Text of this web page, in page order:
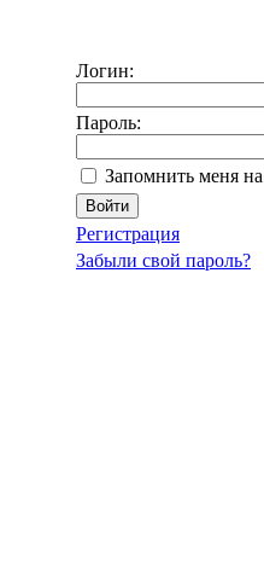
Логин:
Пароль:
Запомнить меня
Регистрация
Забыли свой пароль?